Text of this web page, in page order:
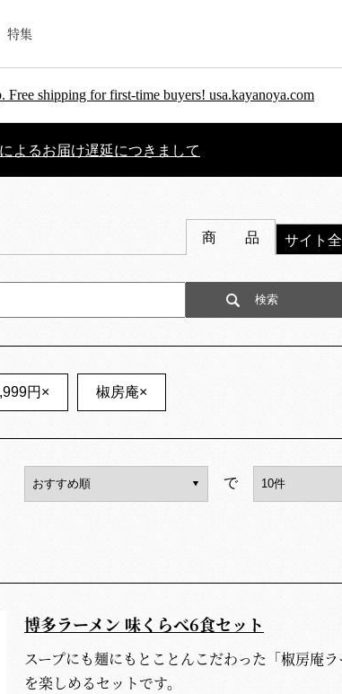
特集
shipping for first-time buyers! usa.kayanoya.com
よるお届け遅延につきまして
商 品 サイト
円 × 椒房庵×
で
博多ラーメン 味くらべ6食セット
スープにも麺にもとことんこだわった「椒房庵
を楽しめるセットです。